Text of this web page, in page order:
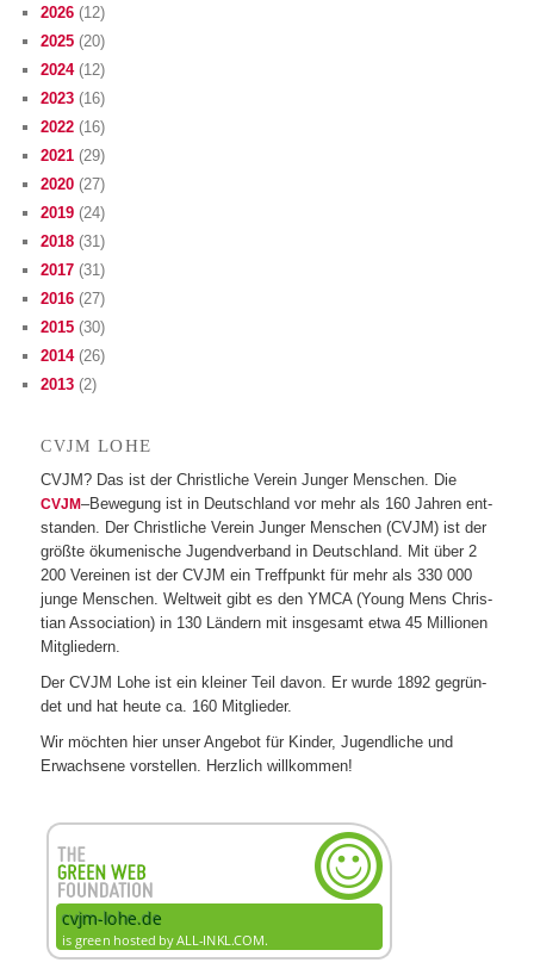
2026 (12)
2025 (20)
2024(12)
2023 (16)
2022 (16)
2021 (29)
2020 (27)
2019 (24)
2018 (31)
2017 (31)
2016 (27)
2015 (30)
2014(26)
2013 (2)
CVJM LOHE
CVJM? Das ist der Christ­li­che Ver­ein Jun­ger Men­schen. Die
CVJM–Bewe­gung ist in Deutsch­land vor mehr als 160 Jah­ren ent­
stan­den. Der Christ­li­che Ver­ein Jun­ger Men­schen (CVJM) ist der
größte öku­me­ni­sche Jugend­ver­band in Deutsch­land. Mit über 2
200 Ver­ei­nen ist der CVJM ein Treff­punkt für mehr als 330 000
junge Men­schen. Welt­weit gibt es den YMCA (Young Mens Chris­
tian Asso­cia­tion) in 130 Län­dern mit ins­ge­samt etwa 45 Mil­lio­nen
Mitgliedern.
Der CVJM Lohe ist ein klei­ner Teil davon. Er wurde 1892 gegrün­
det und hat heute ca. 160 Mitglieder.
Wir möch­ten hier unser Ange­bot für Kin­der, Jugend­li­che und
Erwach­sene vor­stel­len. Herz­lich willkommen!